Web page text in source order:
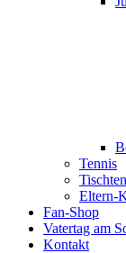
Tennis
Eltern-
Fan-Shop
Vatertag am
Kontakt